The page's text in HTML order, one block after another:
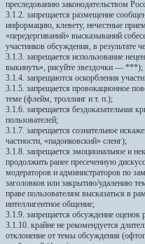
преследованию законодательством
3.1.2. запрещается размещение
инфоpмацию, клеветy, нечестные
«передергиваний» высказываний
участников обсуждения, в
3.1.3. запрещается использование
выкинуть», рисуйте звездочки — ***);
3.1.4. запрещаются оскорбления
3.1.5. запрещается провокационное
теме (флейм, троллинг и т. п.);
3.1.6. запрещается бездоказательная
пользователей;
3.1.7. запрещается сознательное
частности, «падонковский» сленг);
3.1.8. запрещается эмоциональное и
продолжить ранее пресеченную
модераторов и администраторов по
заголовков или закрытию/удалению
праве пользователям высказаться в
интеллигентное общение;
3.1.9. запрещается обсуждение оценок
3.1.10. крайне не рекомендуется
отклонение от темы обсуждения